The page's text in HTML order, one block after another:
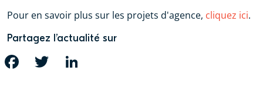
Pour en savoir plus sur les projets d'agence, cliquez ici.
Partagez l’actualité sur
FACEBOOK TWITTER